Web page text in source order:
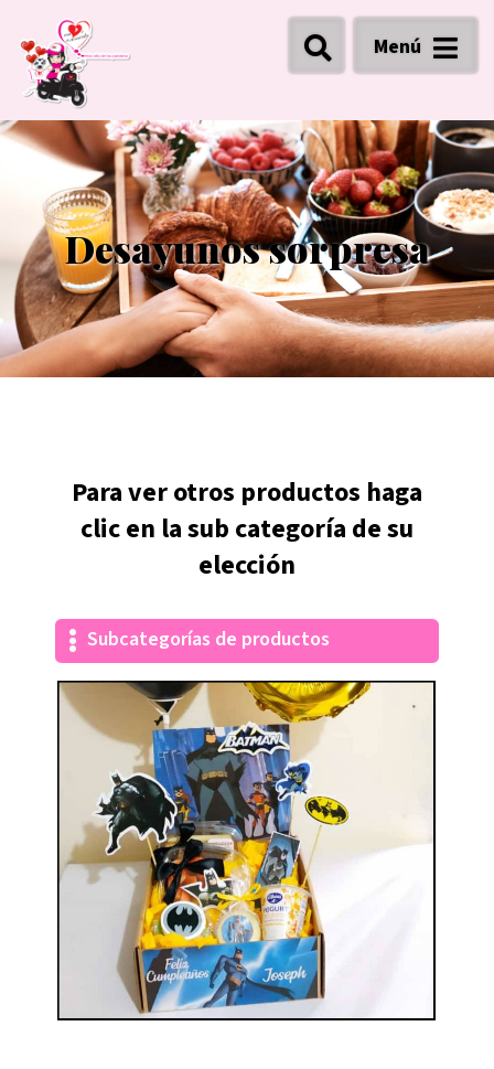
Menú
Desayunos sorpresa
Para ver otros productos haga
clic en la sub categoría de su
elección
Subcategorías de productos